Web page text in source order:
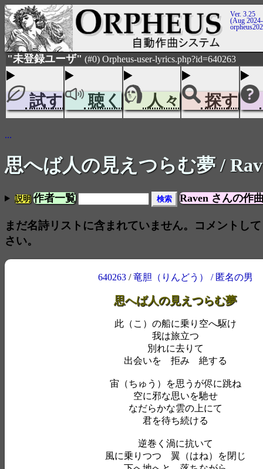
Ver. 3.25
(Aug
"未登録ユーザ" (#0) Orpheus-user-lyrics.php?id=640263
試す 聴く 人々 探す
...
思へば人の見えつらむ夢/
説明 作者一覧 Raven さんの作
まだ名詩リストに含まれていません。コメントし
さい。
640263/竜胆（りんどう） / 匿名の男
思へば人の見えつらむ夢
此（こ）の船に乗り空へ駆け
我は旅立つ
別れに去りて
出会いを 拒み 絶する
宙（ちゅう）を思うが侭に跳ね
空に邪な思いを馳せ
なだらかな雲の上にて
君を待ち続ける
逆巻く渦に抗いて
風に乗りつつ 翼（はね）を閉じ